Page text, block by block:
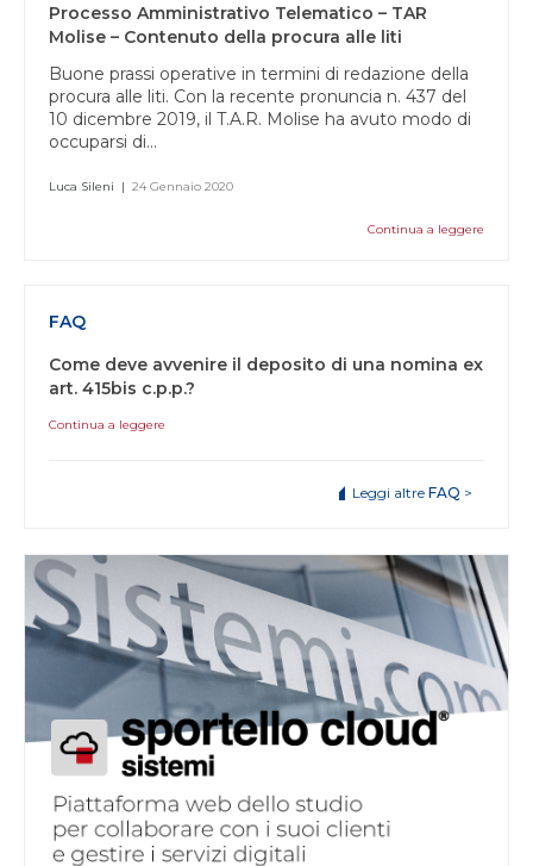
Processo Amministrativo Telematico – TAR
Molise – Contenuto della procura alle liti
Buone prassi operative in termini di redazione della
procura alle liti. Con la recente pronuncia n. 437 del
10 dicembre 2019, il T.A.R. Molise ha avuto modo di
occuparsi di...
Luca Sileni | 24 Gennaio 2020
Continua a leggere
FAQ
Come deve avvenire il deposito di una nomina ex
art. 415bis c.p.p.?
Continua a leggere
Leggi altre FAQ >